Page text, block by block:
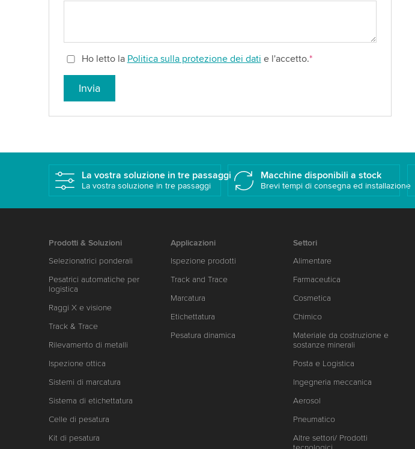
Ho letto la Politica sulla protezione dei dati e l'accetto.*
Invia
La vostra soluzione in tre passaggi
La vostra soluzione in tre passaggi
Macchine disponibili a stock
Brevi tempi di consegna ed installazione
Prodotti & Soluzioni
Selezionatrici ponderali
Pesatrici automatiche per
logistica
Raggi X e visione
Track & Trace
Rilevamento di metalli
Ispezione ottica
Sistemi di marcatura
Sistema di etichettatura
Celle di pesatura
Kit di pesatura
Applicazioni
Ispezione prodotti
Track and Trace
Marcatura
Etichettatura
Pesatura dinamica
Settori
Alimentare
Farmaceutica
Cosmetica
Chimico
Materiale da costruzione e
sostanze minerali
Posta e Logistica
Ingegneria meccanica
Aerosol
Pneumatico
Altre settori/ Prodotti